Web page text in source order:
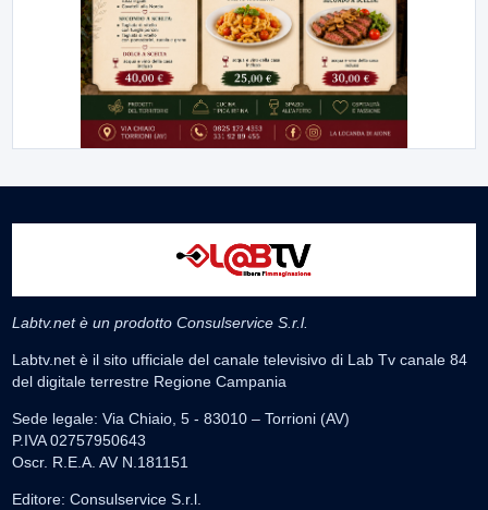
Labtv.net è un prodotto Consulservice S.r.l.
Labtv.net è il sito ufficiale del canale televisivo di Lab Tv canale 84
del digitale terrestre Regione Campania
Sede legale: Via Chiaio, 5 - 83010 – Torrioni (AV)
P.IVA 02757950643
Oscr. R.E.A. AV N.181151
Editore: Consulservice S.r.l.